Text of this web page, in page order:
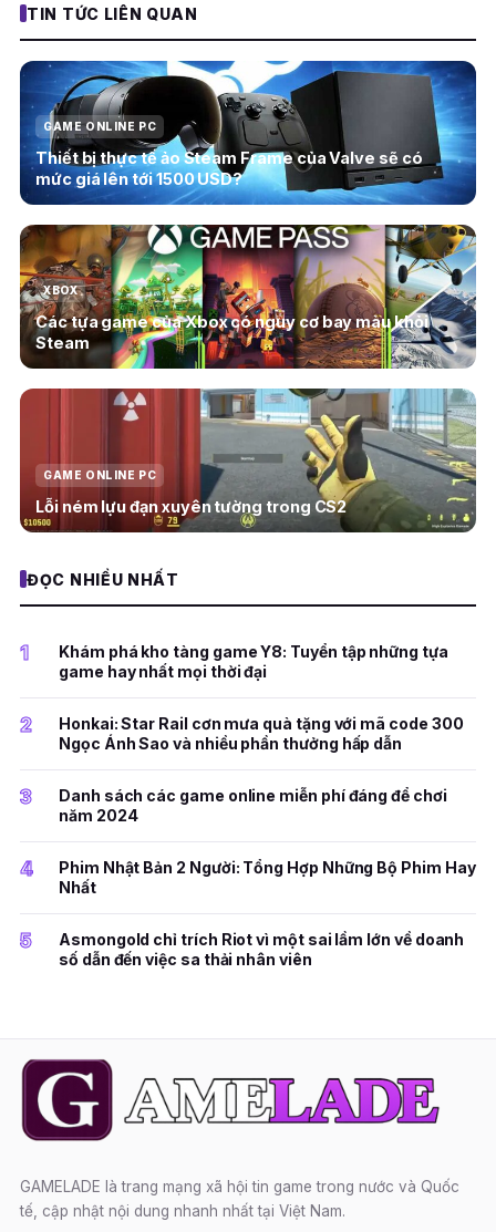
TIN TỨC LIÊN QUAN
GAME ONLINE PC
Thiết bị thực tế ảo Steam Frame của Valve sẽ có
mức giá lên tới 1500 USD?
XBOX
Các tựa game của Xbox có nguy cơ bay màu khỏi
Steam
GAME ONLINE PC
Lỗi ném lựu đạn xuyên tường trong CS2
ĐỌC NHIỀU NHẤT
1
Khám phá kho tàng game Y8: Tuyển tập những tựa
game hay nhất mọi thời đại
2
Honkai: Star Rail cơn mưa quà tặng với mã code 300
Ngọc Ánh Sao và nhiều phần thưởng hấp dẫn
3
Danh sách các game online miễn phí đáng để chơi
năm 2024
4
Phim Nhật Bản 2 Người: Tổng Hợp Những Bộ Phim Hay
Nhất
5
Asmongold chỉ trích Riot vì một sai lầm lớn về doanh
số dẫn đến việc sa thải nhân viên
GAMELADE là trang mạng xã hội tin game trong nước và Quốc
tế, cập nhật nội dung nhanh nhất tại Việt Nam.